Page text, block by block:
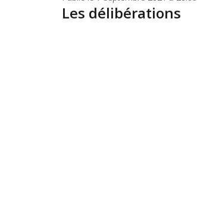
Les délibérations